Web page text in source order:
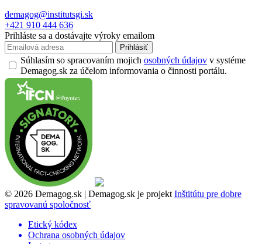
demagog@institutsgi.sk
+421 910 444 636
Prihláste sa a dostávajte výroky emailom
Prihlásiť
Súhlasím so spracovaním mojich osobných údajov v systéme
Demagog.sk za účelom informovania o činnosti portálu.
© 2026 Demagog.sk | Demagog.sk je projekt Inštitútu pre dobre
spravovanú spoločnosť
Etický kódex
Ochrana osobných údajov